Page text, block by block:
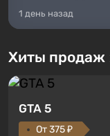
1 день назад
Хиты продаж
GTA 5
От 375 ₽